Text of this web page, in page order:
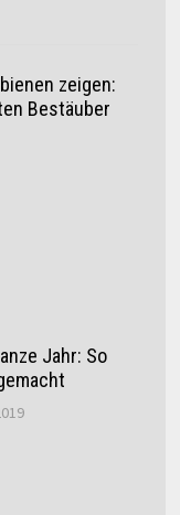
zeigen:
Bestäuber
Jahr: So